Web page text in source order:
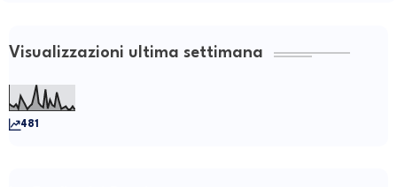
Visualizzazioni ultima settimana
481